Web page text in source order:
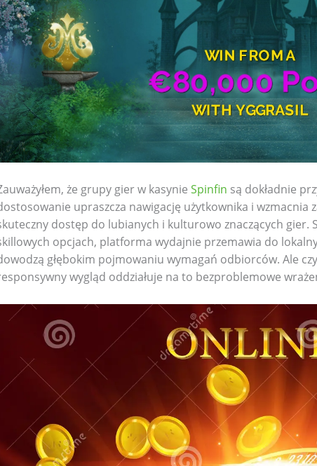
że grupy gier w kasynie Spinfin są dokładnie
upraszcza nawigację użytkownika i wzmacnia
dostęp do lubianych i kulturowo znaczących gier.
opcjach, platforma wydajnie przemawia do
głębokim pojmowaniu wymagań odbiorców. Ale
wygląd oddziałuje na to bezproblemowe